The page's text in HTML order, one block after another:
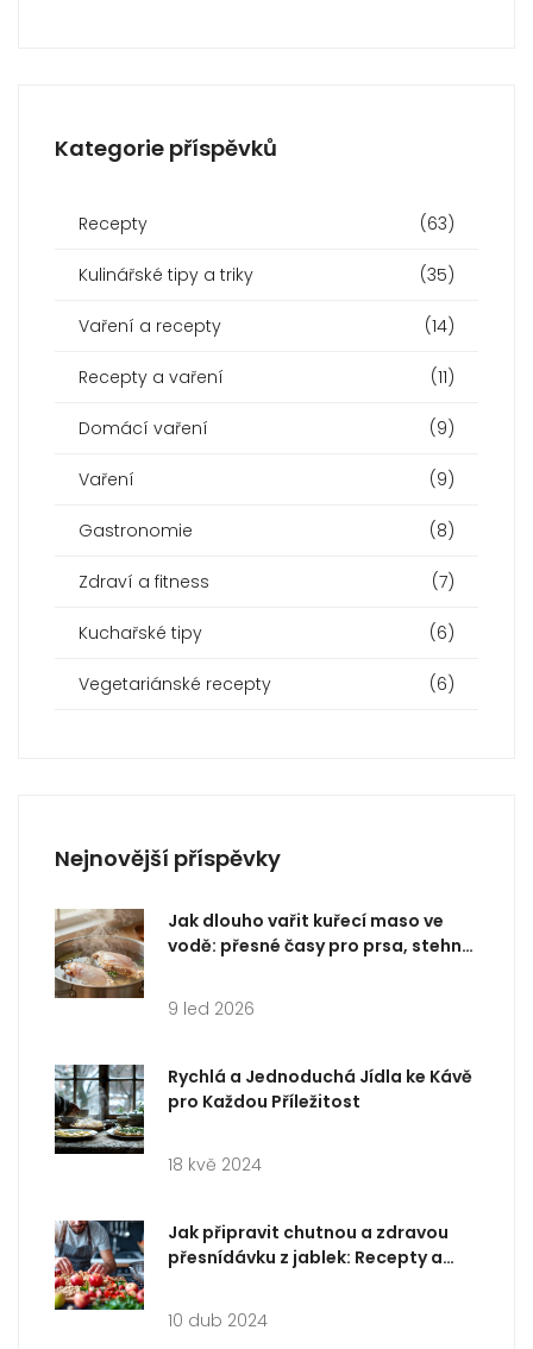
Kategorie příspěvků
Recepty (63)
Kulinářské tipy a triky (35)
Vaření a recepty (14)
Recepty a vaření (11)
Domácí vaření (9)
Vaření (9)
Gastronomie (8)
Zdraví a fitness (7)
Kuchařské tipy (6)
Vegetariánské recepty (6)
Nejnovější příspěvky
Jak dlouho vařit kuřecí maso ve
vodě: přesné časy pro prsa, stehna
9 led 2026
Rychlá a Jednoduchá Jídla ke Kávě
pro Každou Příležitost
18 kvě 2024
Jak připravit chutnou a zdravou
přesnídávku z jablek: Recepty a
10 dub 2024